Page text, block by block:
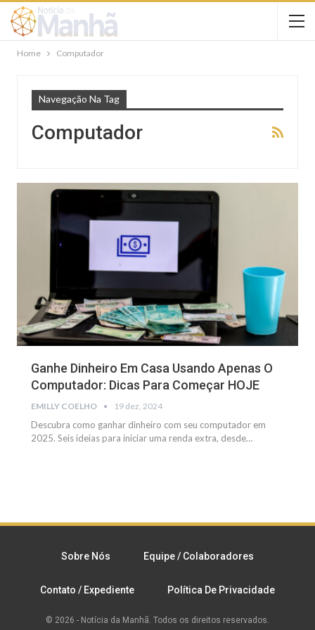
Home Computador
Navegação Na Tag
Computador
NOTÍCIAS
Ganhe Dinheiro Em Casa Usando Apenas O
Computador: Dicas Para Começar HOJE
EMILLY COELHO 19 dez, 2024
Descubra como ganhar dinheiro com seu computador em
2025. Seis ideias para iniciar uma renda extra, desde…
Sobre Nós Equipe / Colaboradores
Contato / Expediente Política De Privacidade
© 2026 - Notícia da Manhã. Todos os direitos reservados.